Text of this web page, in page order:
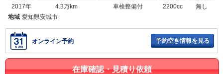
2017年
4.3万km
車検整備付
2200cc
無し
地域 愛知県安城市
オンライン予約 予約空き情報を見る
在庫確認・見積り依頼